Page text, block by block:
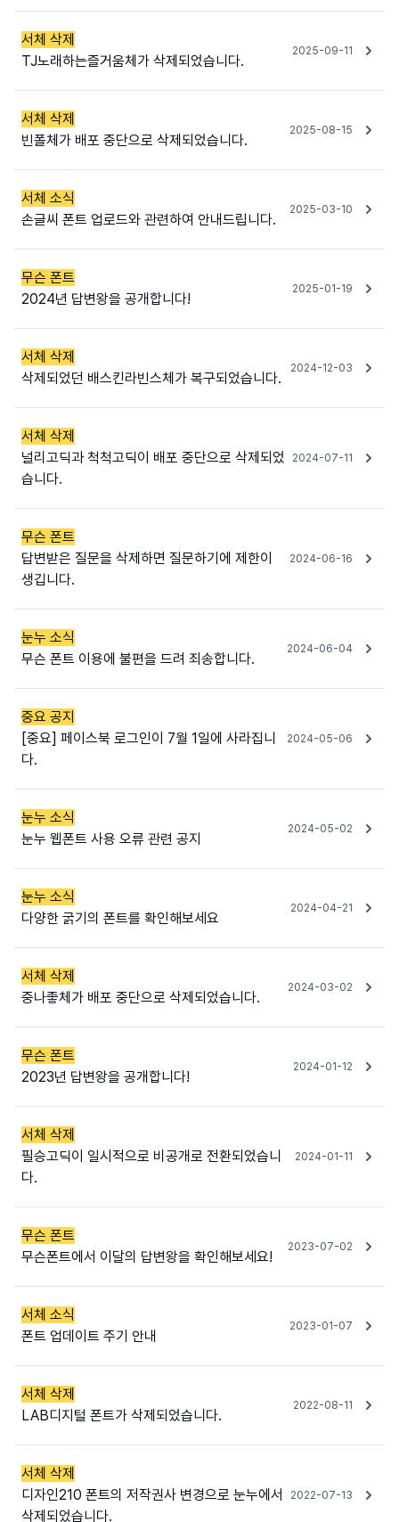
서체 삭제
TJ노래하는즐거움체가 삭제되었습니다.
2025-09-11
서체 삭제
빈폴체가 배포 중단으로 삭제되었습니다.
2025-08-15
서체 소식
손글씨 폰트 업로드와 관련하여 안내드립니다.
2025-03-10
무슨 폰트
2024년 답변왕을 공개합니다!
2025-01-19
서체 삭제
삭제되었던 배스킨라빈스체가 복구되었습니다.
2024-12-03
서체 삭제
널리고딕과 척척고딕이 배포 중단으로 삭제되었
습니다.
2024-07-11
무슨 폰트
답변받은 질문을 삭제하면 질문하기에 제한이
생깁니다.
2024-06-16
눈누 소식
무슨 폰트 이용에 불편을 드려 죄송합니다.
2024-06-04
중요 공지
[중요] 페이스북 로그인이 7월 1일에 사라집니
다.
2024-05-06
눈누 소식
눈누 웹폰트 사용 오류 관련 공지
2024-05-02
눈누 소식
다양한 굵기의 폰트를 확인해보세요
2024-04-21
서체 삭제
중나좋체가 배포 중단으로 삭제되었습니다.
2024-03-02
무슨 폰트
2023년 답변왕을 공개합니다!
2024-01-12
서체 삭제
필승고딕이 일시적으로 비공개로 전환되었습니
다.
2024-01-11
무슨 폰트
무슨폰트에서 이달의 답변왕을 확인해보세요!
2023-07-02
서체 소식
폰트 업데이트 주기 안내
2023-01-07
서체 삭제
LAB디지털 폰트가 삭제되었습니다.
2022-08-11
서체 삭제
디자인210 폰트의 저작권사 변경으로 눈누에서
삭제되었습니다.
2022-07-13